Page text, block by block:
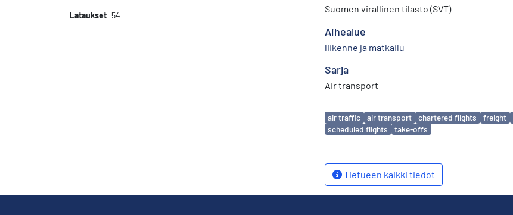
Lataukset 54
Suomen virallinen tilasto (SVT)
Aihealue
liikenne ja matkailu
Sarja
Air transport
Avainsanat
air traffic air transport chartered flights freight
scheduled flights
take-offs
Tietueen kaikki tiedot